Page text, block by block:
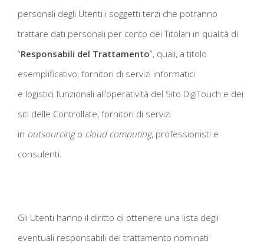
personali degli Utenti i soggetti terzi che potranno
trattare dati personali per conto dei Titolari in qualità di
“Responsabili del Trattamento”, quali, a titolo
esemplificativo, fornitori di servizi informatici
e logistici funzionali all’operatività del Sito DigiTouch e dei
siti delle Controllate, fornitori di servizi
in outsourcingo cloud computing, professionisti e
consulenti.
Gli Utenti hanno il diritto di ottenere una lista degli
eventuali responsabili del trattamento nominati